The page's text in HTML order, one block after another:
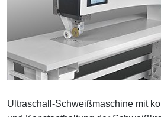
Ultraschall-Schweißmaschine mit